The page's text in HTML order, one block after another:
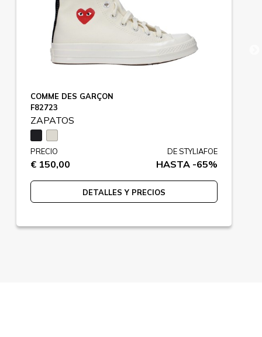
COMME DES GARÇON
F82723
ZAPATOS
PRECIO
€ 150,00
DE STYLIAFOE
HASTA -65%
DETALLES Y PRECIOS